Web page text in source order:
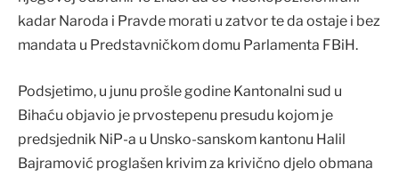
kadar Naroda i Pravde morati u zatvor te da ostaje i bez
mandata u Predstavničkom domu Parlamenta FBiH.
Podsjetimo, u junu prošle godine Kantonalni sud u
Bihaću objavio je prvostepenu presudu kojom je
predsjednik NiP-a u Unsko-sanskom kantonu Halil
Bajramović proglašen krivim za krivično djelo obmana